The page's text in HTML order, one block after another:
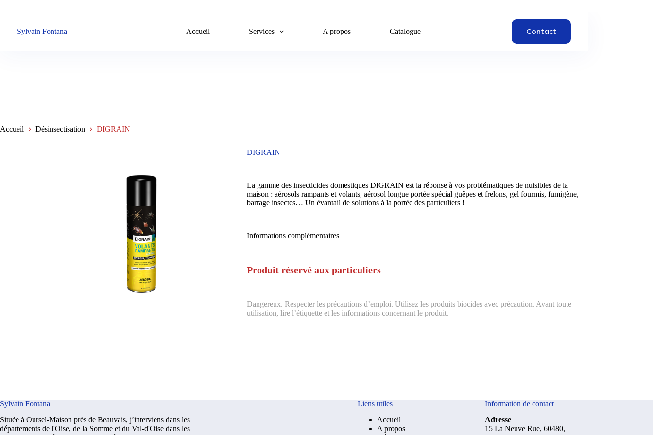
Sylvain Fontana
Accueil Services A propos Catalogue Contact
Accueil Désinsectisation DIGRAIN
DIGRAIN
La gamme des insecticides domestiques DIGRAIN est la réponse à vos problématiques de nuisibles de la
maison : aérosols rampants et volants, aérosol longue portée spécial guêpes et frelons, gel fourmis, fumigène,
barrage insectes… Un évantail de solutions à la portée des particuliers !
Informations complémentaires
Produit réservé aux particuliers
Dangereux. Respecter les précautions d’emploi. Utilisez les produits biocides avec précaution. Avant toute
utilisation, lire l’étiquette et les informations concernant le produit.
Sylvain Fontana
Située à Oursel-Maison près de Beauvais, j’interviens dans les
départements de l'Oise, de la Somme et du Val-d'Oise dans les
Liens utiles
Accueil
A propos
Information de contact
Adresse
15 La Neuve Rue, 60480,